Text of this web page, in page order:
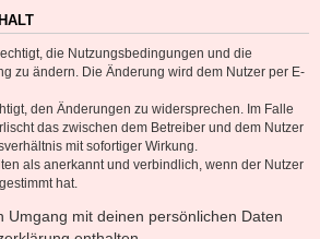
die Nutzungsbedingungen und die
zu ändern. Die Änderung wird dem Nutzer per E-
den Änderungen zu widersprechen. Im Falle
das zwischen dem Betreiber und dem Nutzer
mit sofortiger Wirkung.
als anerkannt und verbindlich, wenn der Nutzer
hat.
Umgang mit deinen persönlichen Daten